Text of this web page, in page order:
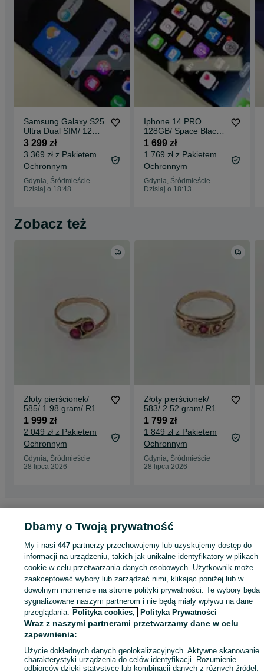
Samsung Galaxy S25
Ultra Dual SIM/ 12GB/
256GB/ Titanium
Black/ BAT 100%/
Grade A/ +
ładowarka/
17.04.2026!
3 299 zł
3 369 zł z Pakietem
Ochronnym
Gdynia, Śródmieście
Dzisiaj o 18:48
Iphone 14 PRO
128GB/ Space Black/
BAT 77%/ Grade A-/ +
ładowarka
1 699 zł
1 769 zł z Pakietem
Ochronnym
Gdynia, Śródmieście
Dzisiaj o 18:13
Zobacz też
Złoty pierścionek/
585/ 1.98 gram/ R17/
Korund/ Polska 1963-
86
1 999 zł
2 049 zł z Pakietem
Ochronnym
Gdynia, Śródmieście
28 lipca 2026
Złoty pierścionek/
583/ 2.52 gram/ R19/
3x Korund/ XX wiek
1 799 zł
1 849 zł z Pakietem
Ochronnym
Gdynia, Śródmieście
28 lipca 2026
Pierścionki - Gdynia
Pierścionki - Śródmieście
KATEGORIA
981135949 Wyświetlenia:
Kup
Dbamy o Twoją prywatność
My i nasi447 partnerzy przechowujemy lub uzyskujemy dostęp do
informacji na urządzeniu, takich jak unikalne identyfikatory w plikach
cookie w celu przetwarzania danych osobowych. Użytkownik może
zaakceptować wybory lub zarządzać nimi, klikając poniżej lub w
dowolnym momencie na stronie polityki prywatności. Te wybory będą
sygnalizowane naszym partnerom i nie będą miały wpływu na dane
przeglądania. Polityka cookies, Polityka Prywatności
Wraz z naszymi partnerami przetwarzamy dane w celu
zapewnienia:
Użycie dokładnych danych geolokalizacyjnych. Aktywne skanowanie
charakterystyki urządzenia do celów identyfikacji. Rozumienie
odbiorców dzięki statystyce lub kombinacji danych z różnych źródeł.